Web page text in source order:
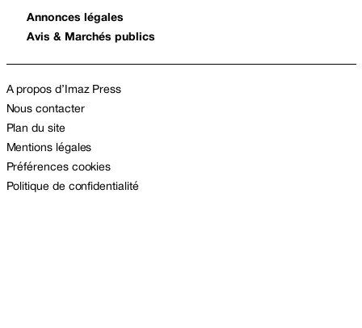
Annonces légales
Avis & Marchés publics
A propos d’Imaz Press
Nous contacter
Plan du site
Mentions légales
Préférences cookies
Politique de confidentialité